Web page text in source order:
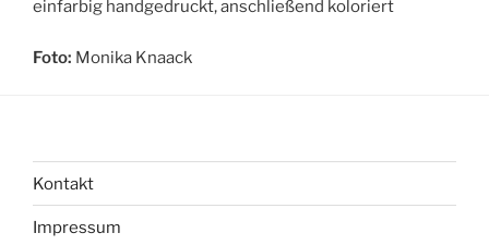
einfarbig handgedruckt, anschließend koloriert
Foto: Monika Knaack
Kontakt
Impressum